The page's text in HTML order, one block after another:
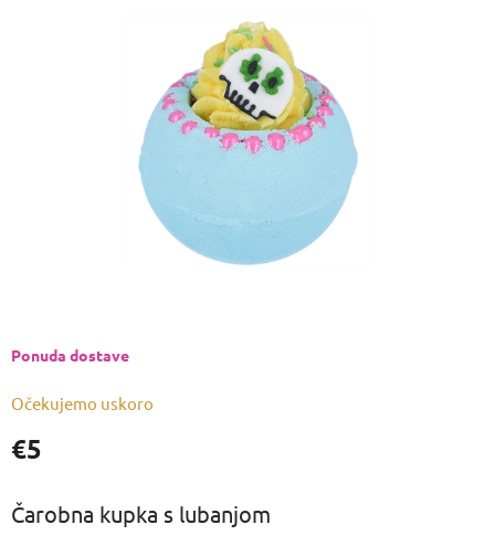
€5
Očekujemo uskoro
Ponuda dostave
Čarobna kupka s lubanjom